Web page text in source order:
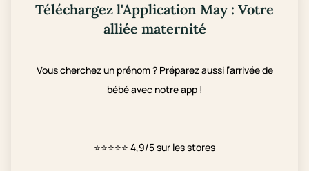
Téléchargez l'Application May : Votre
alliée maternité
Vous cherchez un prénom ? Préparez aussi l’arrivée de
bébé avec notre app !
⭐⭐⭐⭐⭐ 4,9/5 sur les stores